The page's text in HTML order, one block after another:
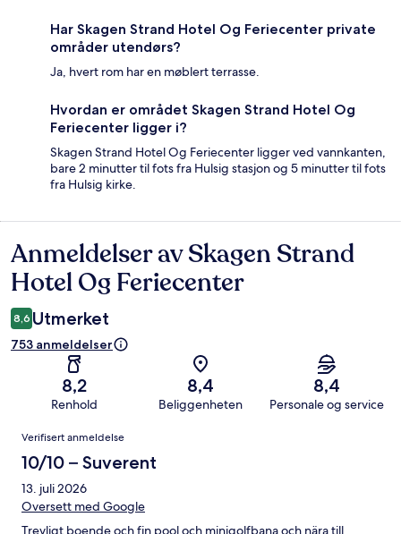
Har Skagen Strand Hotel Og Feriecenter private
områder utendørs?
Ja, hvert rom har en møblert terrasse.
Hvordan er området Skagen Strand Hotel Og
Feriecenter ligger i?
Skagen Strand Hotel Og Feriecenter ligger ved vannkanten,
bare 2 minutter til fots fra Hulsig stasjon og 5 minutter til fots
fra Hulsig kirke.
Anmeldelser
Anmeldelser av Skagen Strand
Hotel Og Feriecenter
8,6 Utmerket
753 anmeldelser
8,2
Renhold
8,4
Beliggenheten
8,4
Personale og service
Anmeldelser
Verifisert anmeldelse
10/10 – Suverent
13. juli 2026
Oversett med Google
Trevligt boende och fin pool och minigolfbana och nära till